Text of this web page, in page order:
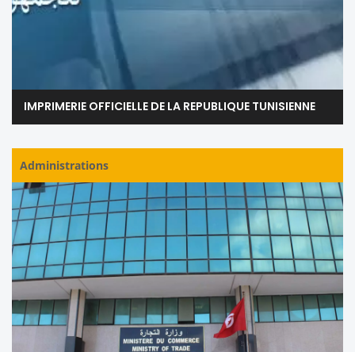
IMPRIMERIE OFFICIELLE DE LA REPUBLIQUE TUNISIENNE
Administrations